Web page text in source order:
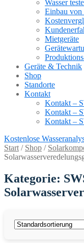
Wasser
Einbau von
Mietgeräte
Geräte & Technik
Shop
Standorte
Kontakt
Kontakt –
Kontakt –
Kontakt –
Kostenlose
Start / Shop /
Kategorie: